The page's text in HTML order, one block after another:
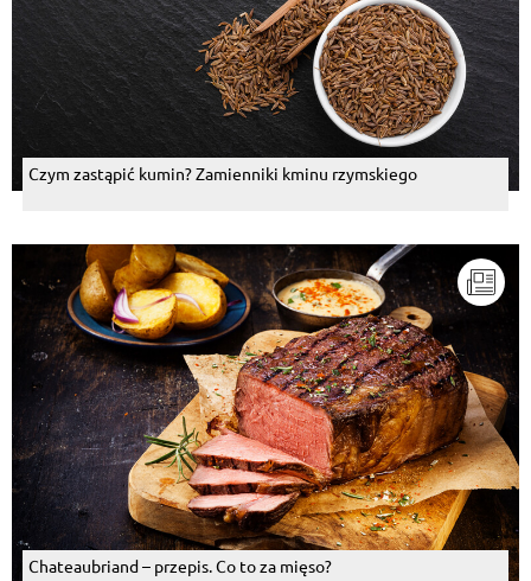
Czym zastąpić kumin? Zamienniki kminu rzymskiego
Chateaubriand – przepis. Co to za mięso?